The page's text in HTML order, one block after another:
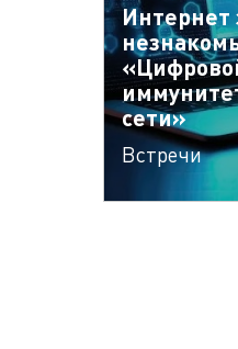
Интернет
сети»
Встречи